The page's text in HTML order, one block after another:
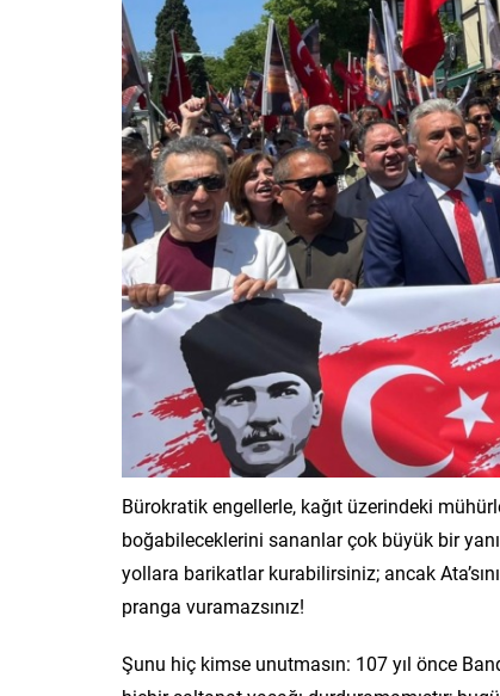
Bürokratik engellerle, kağıt üzerindeki
boğabileceklerini sananlar çok büyük bir
yollara barikatlar kurabilirsiniz; ancak
pranga vuramazsınız!
Şunu hiç kimse unutmasın: 107 yıl önce